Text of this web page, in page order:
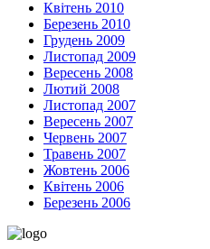
Квітень 2010
Березень 2010
Грудень 2009
Листопад 2009
Вересень 2008
Лютий 2008
Листопад 2007
Вересень 2007
Червень 2007
Травень 2007
Жовтень 2006
Квітень 2006
Березень 2006